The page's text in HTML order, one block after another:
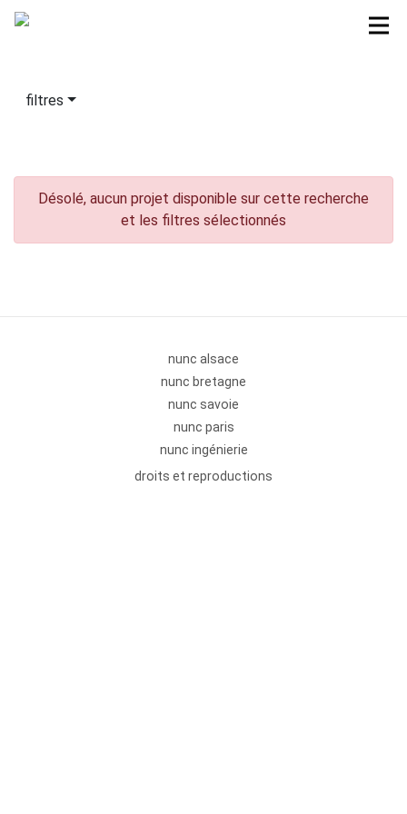
filtres
Désolé, aucun projet disponible sur cette recherche
et les filtres sélectionnés
nunc alsace
nunc bretagne
nunc savoie
nunc paris
nunc ingénierie
droits et reproductions